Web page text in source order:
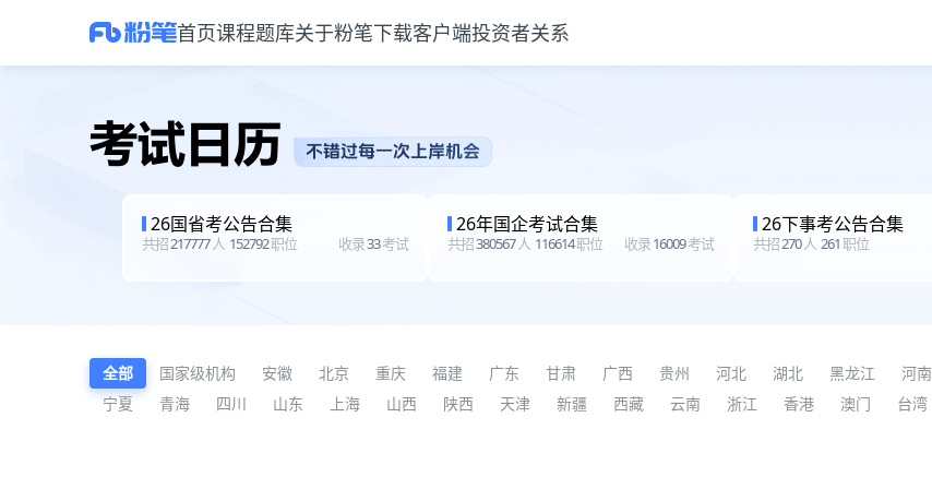
首页课程题库关于粉笔下载客户端投资者关系
26国省考公告合集
共招217777人 152792职位 收录33考试
26年国企考试合集
共招380567人 116614职位 收录16009考试
26下事考公告合集
共招270人 261职位
全部 国家级机构 安徽 北京 重庆 福建 广东 甘肃 广西 贵州 河北 湖北 黑龙江 河南
宁夏
青海 四川 山东 上海 山西 陕西 天津 新疆 西藏 云南 浙江 香港 澳门 台湾